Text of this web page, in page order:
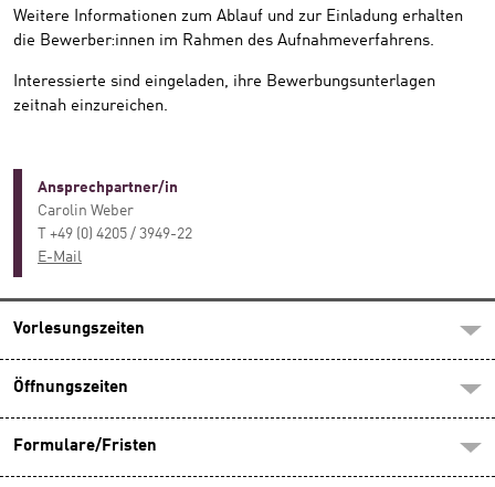
Weitere Informationen zum Ablauf und zur Einladung erhalten
die Bewerber:innen im Rahmen des Aufnahmeverfahrens.
Interessierte sind eingeladen, ihre Bewerbungsunterlagen
zeitnah einzureichen.
Ansprechpartner/in
Carolin Weber
T +49 (0) 4205 / 3949-22
E-Mail
Vorlesungszeiten
Öffnungszeiten
Formulare/Fristen